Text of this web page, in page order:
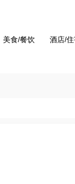
美食/餐饮 酒店/